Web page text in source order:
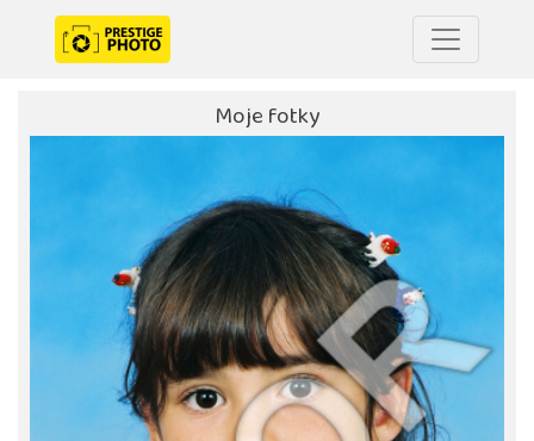
Moje fotky